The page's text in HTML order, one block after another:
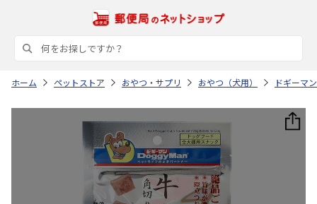
ホーム ペットストア おやつ・サプリ おやつ（犬用） ドギーマ